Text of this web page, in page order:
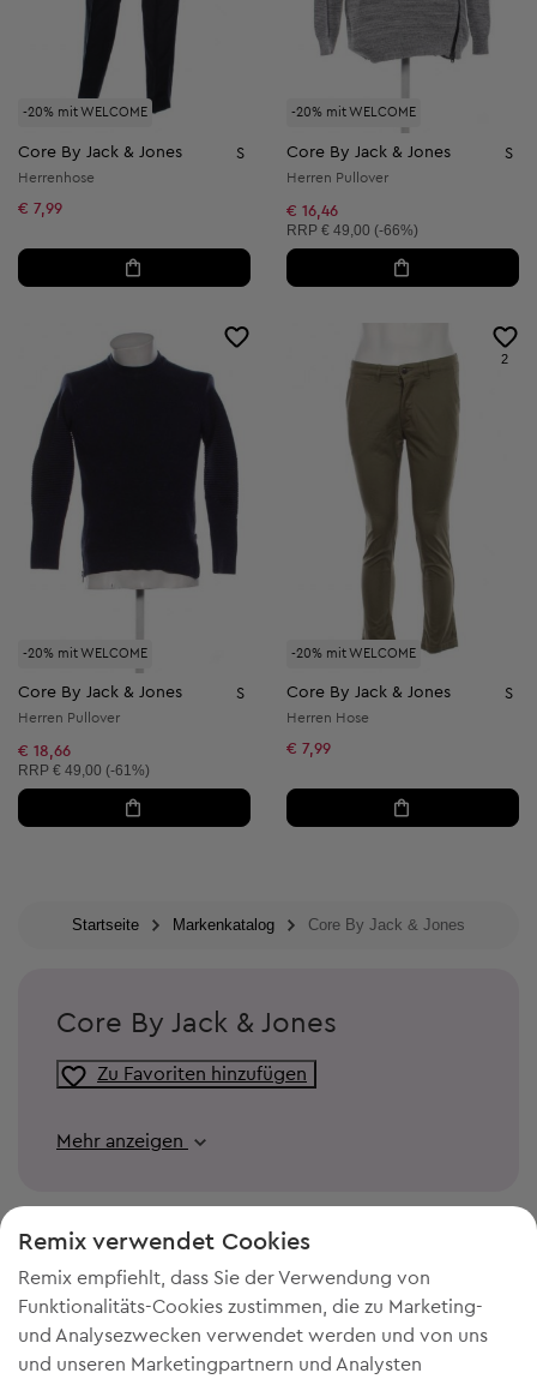
-20% mit WELCOME
Core By Jack & Jones S
Herrenhose
€ 7,99
-20% mit WELCOME
Core By Jack & Jones S
Herren Pullover
€ 16,46
Unverbindliche Preisempfehlung:
RRP € 49,00 (-66%)
-20% mit WELCOME
Core By Jack & Jones S
Herren Pullover
€ 18,66
Unverbindliche Preisempfehlung:
RRP € 49,00 (-61%)
-20% mit WELCOME
2
Core By Jack & Jones S
Herren Hose
€ 7,99
Startseite Markenkatalog Core By Jack & Jones
Core By Jack & Jones
Zu Favoriten hinzufügen
Mehr anzeigen
Remix verwendet Cookies
Remix empfiehlt, dass Sie der Verwendung von
Funktionalitäts-Cookies zustimmen, die zu Marketing-
und Analysezwecken verwendet werden und von uns
und unseren Marketingpartnern und Analysten